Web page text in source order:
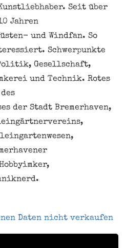
Seit über
Jahren
und Windfan. So
Schwerpunkte
Gesellschaft,
und Technik. Rotes
der Stadt Bremerhaven,
Daten nicht verkaufen